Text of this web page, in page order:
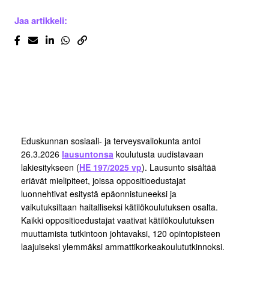
Jaa artikkeli:
Eduskunnan sosiaali- ja terveysvaliokunta antoi
26.3.2026 lausuntonsa koulutusta uudistavaan
lakiesitykseen (HE 197/2025 vp). Lausunto sisältää
eriävät mielipiteet, joissa oppositioedustajat
luonnehtivat esitystä epäonnistuneeksi ja
vaikutuksiltaan haitalliseksi kätilökoulutuksen osalta.
Kaikki oppositioedustajat vaativat kätilökoulutuksen
muuttamista tutkintoon johtavaksi, 120 opintopisteen
laajuiseksi ylemmäksi ammattikorkeakoulututkinnoksi.